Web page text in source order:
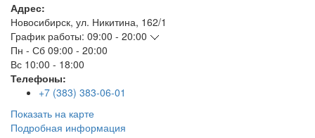
Адрес:
Новосибирск, ул. Никитина, 162/1
График работы: 09:00 - 20:00
Пн - Сб 09:00 - 20:00
Вс 10:00 - 18:00
Телефоны:
+7 (383) 383-06-01
Показать на карте
Подробная информация